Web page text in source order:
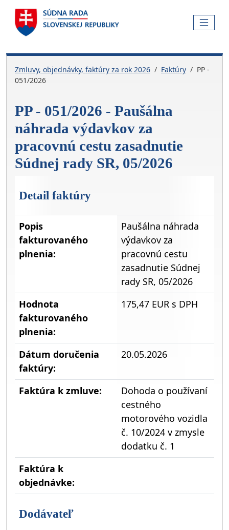
Skočiť na hlavnú navigáciu
Skočiť na obsah
Skočiť na bočnú lištu
Skočiť na pätičku
MENU
Zmluvy, objednávky, faktúry za rok 2026 Faktúry
PP -
051/2026
PP - 051/2026 - Paušálna
náhrada výdavkov za
pracovnú cestu zasadnutie
Súdnej rady SR, 05/2026
Detail faktúry
Popis
fakturovaného
plnenia:
Paušálna náhrada
výdavkov za
pracovnú cestu
zasadnutie Súdnej
rady SR, 05/2026
Hodnota
fakturovaného
plnenia:
175,47 EUR s DPH
Dátum doručenia
faktúry:
20.05.2026
Faktúra k zmluve:
Dohoda o používaní
cestného
motorového vozidla
č. 10/2024 v zmysle
dodatku č. 1
Faktúra k
objednávke:
Dodávateľ